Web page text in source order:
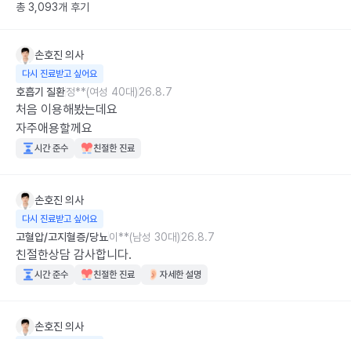
총 3,093개 후기
손호진 의사
다시 진료받고 싶어요
호흡기 질환정**(여성 40대)26.8.7
처음 이용해봤는데요
자주애용할께요
시간 준수 친절한 진료
손호진 의사
다시 진료받고 싶어요
고혈압/고지혈증/당뇨이**(남성 30대)26.8.7
친절한상담 감사합니다.
시간 준수 친절한 진료 자세한 설명
손호진 의사